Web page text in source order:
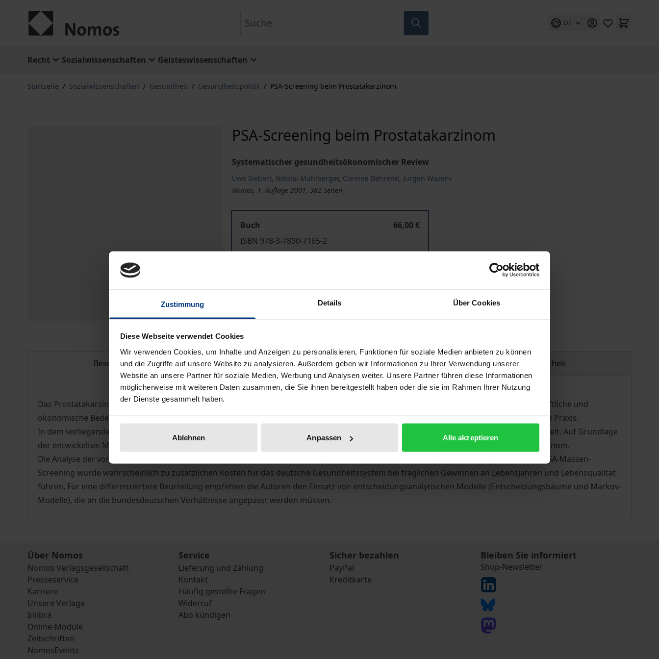
Zustimmung Details Über Cookies
Diese Webseite verwendet Cookies
Wir verwenden Cookies, um Inhalte und Anzeigen zu personalisieren, Funktionen für soziale Medien anbieten zu können
und die Zugriffe auf unsere Website zu analysieren. Außerdem geben wir Informationen zu Ihrer Verwendung unserer
Website an unsere Partner für soziale Medien, Werbung und Analysen weiter. Unsere Partner führen diese Informationen
möglicherweise mit weiteren Daten zusammen, die Sie ihnen bereitgestellt haben oder die sie im Rahmen Ihrer Nutzung
der Dienste gesammelt haben.
Ablehnen Anpassen Alle akzeptieren
DE
Recht Sozialwissenschaften Geisteswissenschaften
Startseite / Sozialwissenschaften / Gesundheit / Gesundheitspolitik / PSA-Screening beim Prostatakarzinom
PSA-Screening beim Prostatakarzinom
Systematischer gesundheitsökonomischer Review
Uwe Siebert, Nikolai Mühlberger, Corinne Behrend, Jürgen Wasem
Nomos, 1. Auflage 2001, 382 Seiten
Buch
66,00 €
ISBN 978-3-7890-7165-2
Beschreibung Bibliografische Angaben Produktsicherheit
Das Prostatakarzinom ist die dritthäufigste tumorbedingte Todesursache bei Männern und besitzt eine wichtige medizinische, gesellschaftliche und
ökonomische Bedeutung. Das Screening für das Prostatakarzinom mittels der PSA-Bestimmung ist in Deutschland bereits weit verbreitete Praxis.
In dem vorliegenden Band wird zunächst ein Instrumentarium zur systematischen Bewertung gesundheitsökonomischer Studien entwickelt. Auf Grundlage
der entwickelten Methodik erfolgt dann die Beurteilung der gesundheitsökonomischen Evidenz für das PSA-Screening beim Prostatakarzinom.
Die Analyse der vorliegenden Studien zur Kosteneffektivität des PSA-Screenings beim Prostatakarzinom ergab ein heterogenes Bild. Ein PSA-Massen-
Screening würde wahrscheinlich zu zusätzlichen Kosten für das deutsche Gesundheitssystem bei fraglichen Gewinnen an Lebensjahren und Lebensqualität
führen. Für eine differenziertere Beurteilung empfehlen die Autoren den Einsatz von entscheidungsanalytischen Modelle (Entscheidungsbäume und Markov-
Modelle), die an die bundesdeutschen Verhältnisse angepasst werden müssen.
Über Nomos
Nomos Verlagsgesellschaft
Presseservice
Karriere
Unsere Verlage
Inlibra
Online-Module
Zeitschriften
NomosEvents
Service
Lieferung und Zahlung
Kontakt
Häufig gestellte Fragen
Widerruf
Abo kündigen
Sicher bezahlen
PayPal
Kreditkarte
Bleiben Sie informiert
Shop-Newsletter